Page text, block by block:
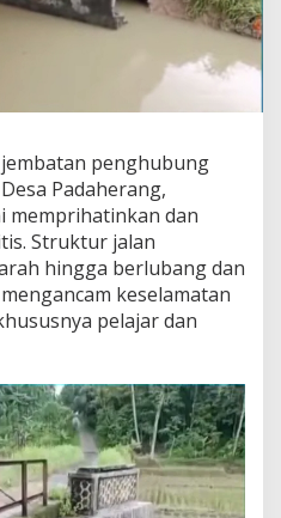
penghubung
Padaherang,
memprihatinkan dan
Struktur jalan
hingga berlubang dan
keselamatan
pelajar dan